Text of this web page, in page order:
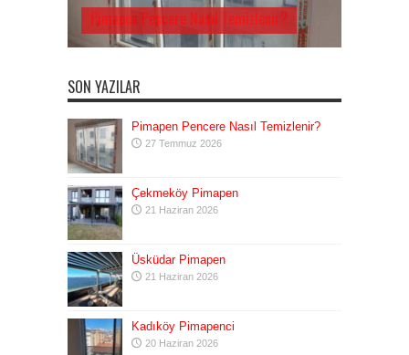
Pimapen Pencere Nasıl Temizlenir?
SON YAZILAR
Pimapen Pencere Nasıl Temizlenir?
27 Temmuz 2026
Çekmeköy Pimapen
21 Haziran 2026
Üsküdar Pimapen
21 Haziran 2026
Kadıköy Pimapenci
20 Haziran 2026